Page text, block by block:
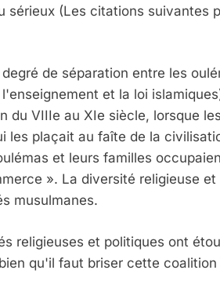
sérieux (Les citations suivantes
de séparation entre les
et la loi
VIIIe au XIe siècle, lorsque
les plaçait au faîte de la
et leurs familles
». La diversité religieuse et
musulmanes.
religieuses et politiques ont
qu'il faut briser cette